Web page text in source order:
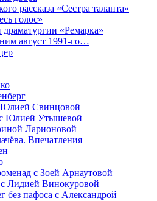
рассказа «Сестра таланта»
голос»
«Ремарка»
август 1991-го…
Юлией Свинцовой
с Юлией Утышевой
Ларионовой
Впечатления
с Зоей Арнаутовой
Лидией Винокуровой
без пафоса с Александрой